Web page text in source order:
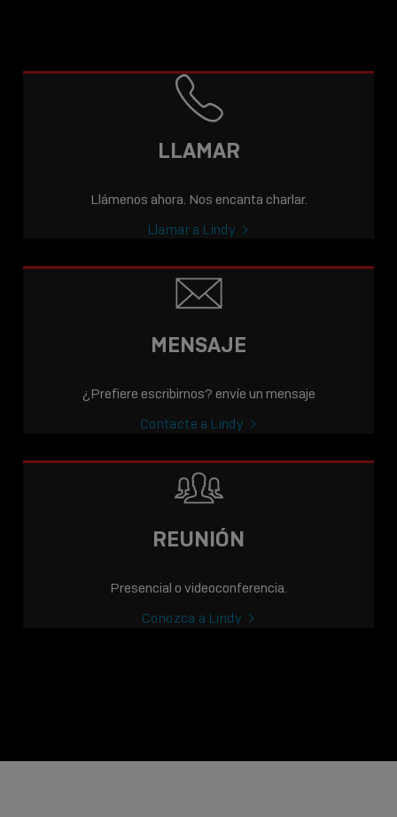
LLAMAR
Llámenos ahora. Nos encanta charlar.
Llamar a Lindy
MENSAJE
¿Prefiere escribirnos? envíe un mensaje
Contacte a Lindy
REUNIÓN
Presencial o videoconferencia.
Conozca a Lindy